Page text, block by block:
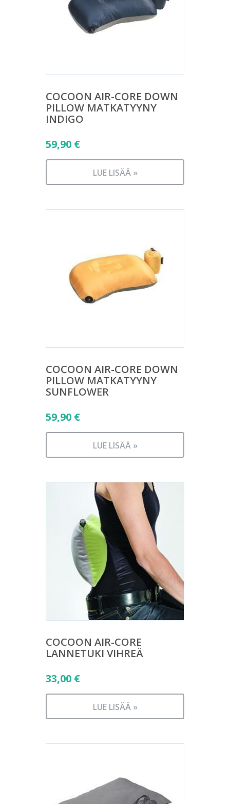
COCOON AIR-CORE DOWN
PILLOW MATKATYYNY
INDIGO
59,90 €
LUE LISÄÄ »
COCOON AIR-CORE DOWN
PILLOW MATKATYYNY
SUNFLOWER
59,90 €
LUE LISÄÄ »
COCOON AIR-CORE
LANNETUKI VIHREÄ
33,00 €
LUE LISÄÄ »